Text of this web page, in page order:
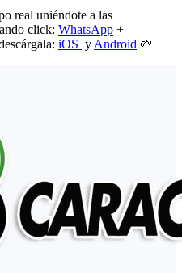
real uniéndote a las
click: WhatsApp +
iOS y Android 🌱